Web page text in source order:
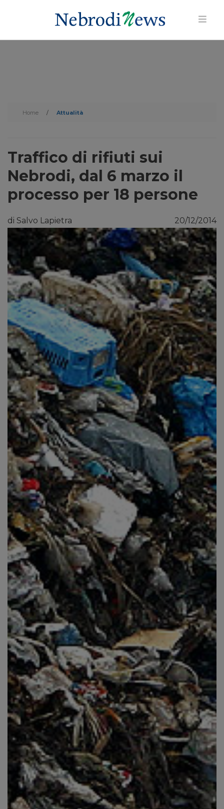
Home / Attualità
Traffico di rifiuti sui
Nebrodi, dal 6 marzo il
processo per 18 persone
di Salvo Lapietra 20/12/2014